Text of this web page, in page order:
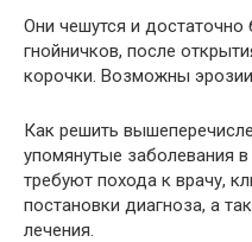
Они чешутся и
гнойничков, после
корочки. Возможны эрозии.
Как решить
упомянутые заболевания
требуют похода к врачу,
постановки диагноза, а
лечения.